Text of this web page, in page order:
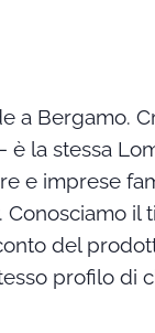
a Bergamo.
è la stessa
e imprese
il
del
profilo di